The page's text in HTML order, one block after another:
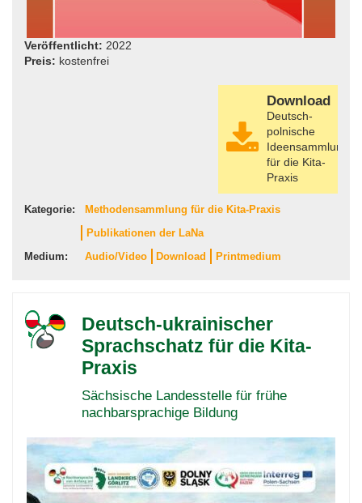
Veröffentlicht: 2022
Preis: kostenfrei
Download
Deutsch-
polnische
Ideensammlung
für die Kita-
Praxis
Kategorie:
Methodensammlung für die Kita-Praxis
Publikationen der LaNa
Medium:
Audio/Video Download Printmedium
Deutsch-ukrainischer
Sprachschatz für die Kita-
Praxis
Sächsische Landesstelle für frühe
nachbarsprachige Bildung